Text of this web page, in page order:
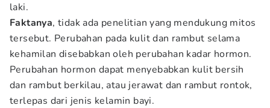
laki.
Faktanya, tidak ada penelitian yang mendukung mitos
tersebut. Perubahan pada kulit dan rambut selama
kehamilan disebabkan oleh perubahan kadar hormon.
Perubahan hormon dapat menyebabkan kulit bersih
dan rambut berkilau, atau jerawat dan rambut rontok,
terlepas dari jenis kelamin bayi.